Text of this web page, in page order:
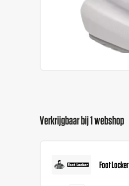
Verkrijgbaar bij 1 webshop
Foot Locker